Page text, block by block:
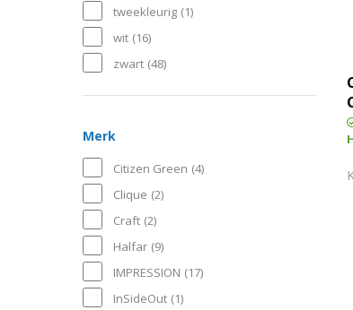
tweekleurig (1)
wit (16)
zwart (48)
Merk
Citizen Green (4)
Clique (2)
Craft (2)
Halfar (9)
IMPRESSION (17)
InSideOut (1)